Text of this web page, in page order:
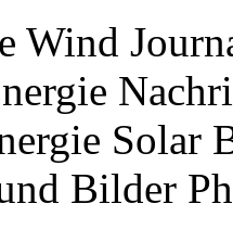
Wind
Solar
Bilder